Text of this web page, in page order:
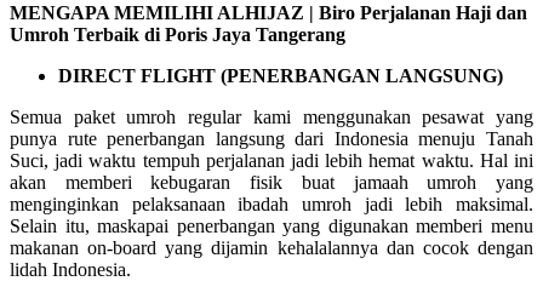
MENGAPA MEMILIHI ALHIJAZ | Biro Perjalanan Haji dan
Umroh Terbaik di Poris Jaya Tangerang
DIRECT FLIGHT (PENERBANGAN LANGSUNG)
Semua paket umroh regular kami menggunakan pesawat yang
punya rute penerbangan langsung dari Indonesia menuju Tanah
Suci, jadi waktu tempuh perjalanan jadi lebih hemat waktu. Hal ini
akan memberi kebugaran fisik buat jamaah umroh yang
menginginkan pelaksanaan ibadah umroh jadi lebih maksimal.
Selain itu, maskapai penerbangan yang digunakan memberi menu
makanan on-board yang dijamin kehalalannya dan cocok dengan
lidah Indonesia.